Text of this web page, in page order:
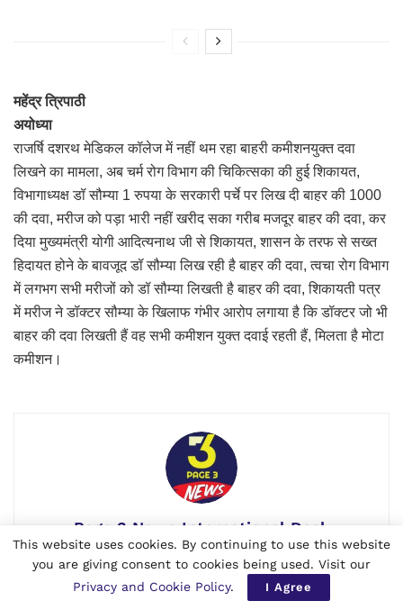
महेंद्र त्रिपाठी
अयोध्या
राजर्षि दशरथ मेडिकल कॉलेज में नहीं थम रहा बाहरी कमीशनयुक्त दवा
लिखने का मामला, अब चर्म रोग विभाग की चिकित्सका की हुई शिकायत,
विभागाध्यक्ष डॉ सौम्या 1 रुपया के सरकारी पर्चे पर लिख दी बाहर की 1000
की दवा, मरीज को पड़ा भारी नहीं खरीद सका गरीब मजदूर बाहर की दवा, कर
दिया मुख्यमंत्री योगी आदित्यनाथ जी से शिकायत, शासन के तरफ से सख्त
हिदायत होने के बावजूद डॉ सौम्या लिख रही है बाहर की दवा, त्वचा रोग विभाग
में लगभग सभी मरीजों को डॉ सौम्या लिखती है बाहर की दवा, शिकायती पत्र
में मरीज ने डॉक्टर सौम्या के खिलाफ गंभीर आरोप लगाया है कि डॉक्टर जो भी
बाहर की दवा लिखती हैं वह सभी कमीशन युक्त दवाई रहती हैं, मिलता है मोटा
कमीशन।
Page 3 News International Desk
The Page 3 News is a Multilingual Worldwide daily
newspaper founded in 2021. It is published in
Bangkok, Thailand by the Page 3 News Thai
This website uses cookies. By continuing to use this website
you are giving consent to cookies being used. Visit our
Privacy and Cookie Policy. I Agree